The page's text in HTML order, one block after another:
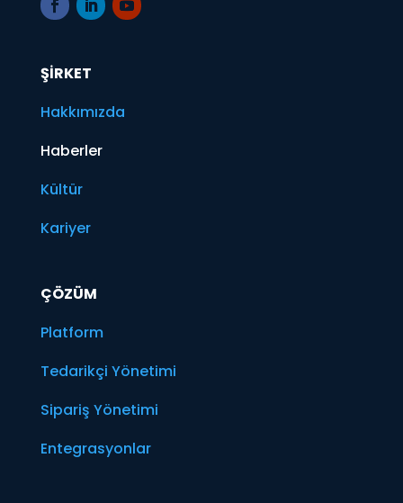
ŞİRKET
Hakkımızda
Haberler
Kültür
Kariyer
ÇÖZÜM
Platform
Tedarikçi Yönetimi
Sipariş Yönetimi
Entegrasyonlar